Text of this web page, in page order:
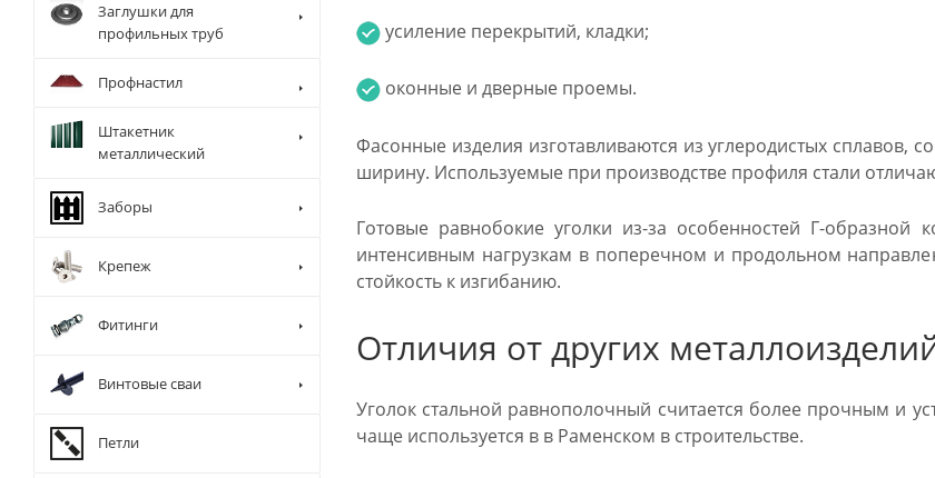
усиление перекрытий, кладки;
оконные и дверные проемы.
Фасонные изделия изготавливаются из углеродистых сплавов,
ширину. Используемые при производстве профиля стали
Готовые равнобокие уголки из-за особенностей Г-образной
интенсивным нагрузкам в поперечном и продольном
стойкость к изгибанию.
Отличия от других
Уголок стальной равнополочный считается более прочным и
чаще используется в в Раменском в строительстве.
Заглушки для
профильных труб
Профнастил
Штакетник
металлический
Заборы
Крепеж
Фитинги
Винтовые сваи
Петли